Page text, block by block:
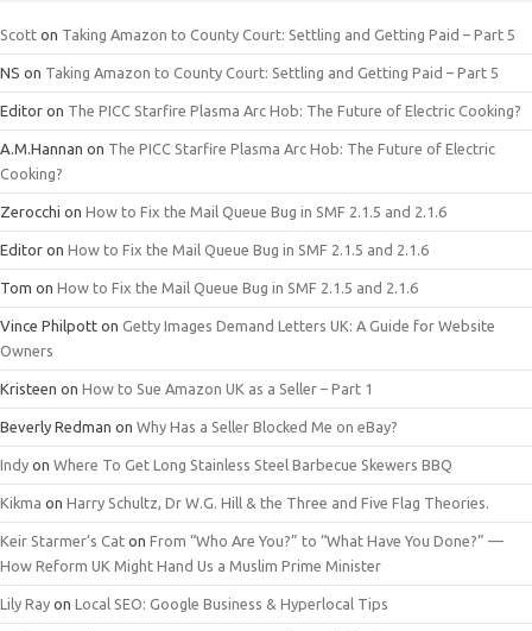
Scott on Taking Amazon to County Court: Settling and Getting Paid – Part 5
NS on Taking Amazon to County Court: Settling and Getting Paid – Part 5
Editor on The PICC Starfire Plasma Arc Hob: The Future of Electric Cooking?
A.M.Hannan on The PICC Starfire Plasma Arc Hob: The Future of Electric
Cooking?
Zerocchi on How to Fix the Mail Queue Bug in SMF 2.1.5 and 2.1.6
Editor on How to Fix the Mail Queue Bug in SMF 2.1.5 and 2.1.6
Tom on How to Fix the Mail Queue Bug in SMF 2.1.5 and 2.1.6
Vince Philpott on Getty Images Demand Letters UK: A Guide for Website
Owners
Kristeen on How to Sue Amazon UK as a Seller – Part 1
Beverly Redman on Why Has a Seller Blocked Me on eBay?
Indy on Where To Get Long Stainless Steel Barbecue Skewers BBQ
Kikma on Harry Schultz, Dr W.G. Hill & the Three and Five Flag Theories.
Keir Starmer’s Cat on From “Who Are You?” to “What Have You Done?” —
How Reform UK Might Hand Us a Muslim Prime Minister
Lily Ray on Local SEO: Google Business & Hyperlocal Tips